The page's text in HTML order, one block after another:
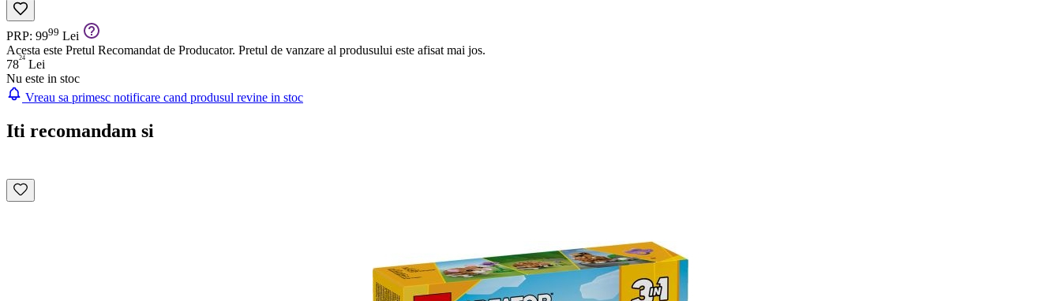
PRP: 9999 Lei
Acesta este Pretul Recomandat de Producator. Pretul de vanzare al produsului este afisat mai jos.
7824 Lei
Nu este in stoc
Vreau sa primesc notificare cand produsul revine in stoc
Iti recomandam si